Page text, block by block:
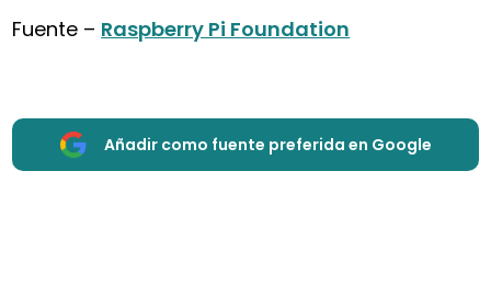
Fuente – Raspberry Pi Foundation
Añadir como fuente preferida en Google